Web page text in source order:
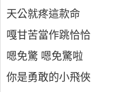
天公就疼這款命
嘎甘苦當作跳恰恰
嗯免驚 嗯免驚啦
你是勇敢的小飛俠